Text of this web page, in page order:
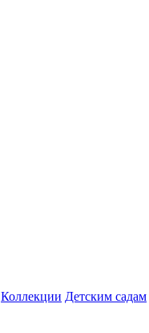
Коллекции Детским садам